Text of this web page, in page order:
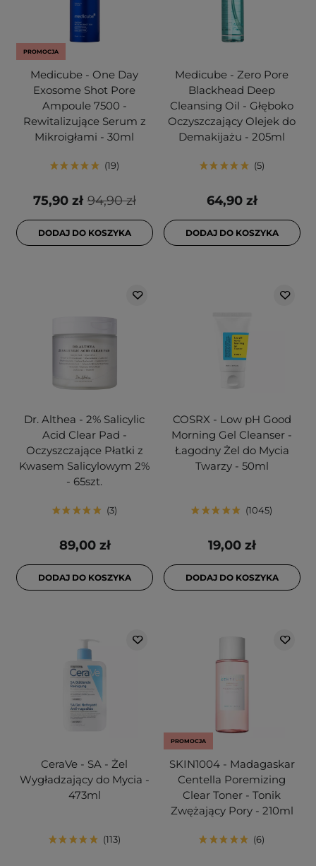
PROMOCJA
Medicube - One Day
Exosome Shot Pore
Ampoule 7500 -
Rewitalizujące Serum z
Mikroigłami - 30ml
19
94,90 zł
75,90 zł
DODAJ DO KOSZYKA
Medicube - Zero Pore
Blackhead Deep
Cleansing Oil - Głęboko
Oczyszczający Olejek do
Demakijażu - 205ml
5
64,90 zł
DODAJ DO KOSZYKA
Dr. Althea - 2% Salicylic
Acid Clear Pad -
Oczyszczające Płatki z
Kwasem Salicylowym 2%
- 65szt.
3
89,00 zł
DODAJ DO KOSZYKA
COSRX - Low pH Good
Morning Gel Cleanser -
Łagodny Żel do Mycia
Twarzy - 50ml
1045
19,00 zł
DODAJ DO KOSZYKA
CeraVe - SA - Żel
Wygładzający do Mycia -
473ml
113
PROMOCJA
SKIN1004 - Madagaskar
Centella Poremizing
Clear Toner - Tonik
Zwężający Pory - 210ml
6